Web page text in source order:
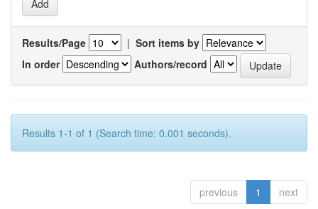
Results/Page | Sort items by
In order
Authors/record
Results 1-1 of 1 (Search time: 0.001 seconds).
previous 1 next